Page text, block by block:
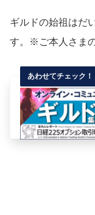
ギルドの始祖はだ
す。※ご本人さま